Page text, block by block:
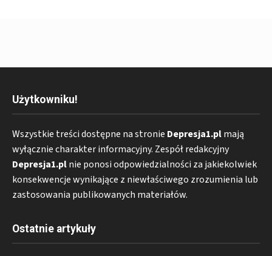
Użytkowniku!
Wszystkie treści dostępne na stronie Depresja1.plmają
wyłącznie charakter informacyjny. Zespół redakcyjny
Depresja1.plnie ponosi odpowiedzialności za jakiekolwiek
konsekwencje wynikające z niewłaściwego zrozumienia lub
zastosowania publikowanych materiałów.
Ostatnie artykuły